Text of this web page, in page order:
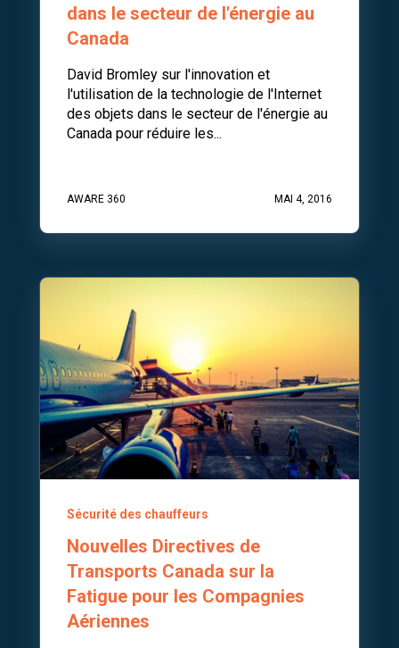
dans le secteur de l'énergie au
Canada
David Bromley sur l'innovation et
l'utilisation de la technologie de l'Internet
des objets dans le secteur de l'énergie au
Canada pour réduire les...
AWARE 360 MAI 4, 2016
Sécurité des chauffeurs
Nouvelles Directives de
Transports Canada sur la
Fatigue pour les Compagnies
Aériennes